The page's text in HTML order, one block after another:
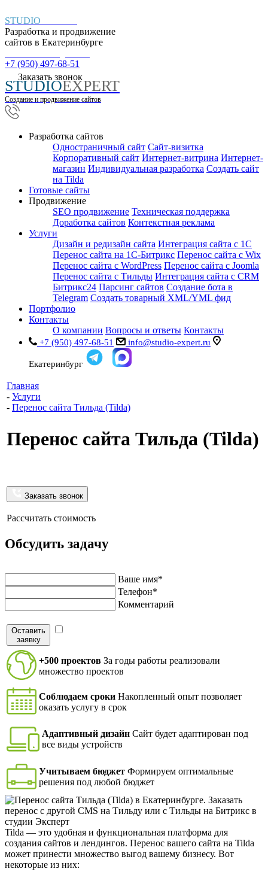
STUDIO
Разработка и продвижение
сайтов в Екатеринбурге
+7 (950) 497-68-51
Заказать звонок
STUDIOEXPERT
Создание и продвижение сайтов
Разработка сайтов
Одностраничный сайт Cайт-визитка
Корпоративный сайт Интернет-витрина Интернет-
магазин Индивидуальная разработка Создать сайт
на Tilda
Готовые сайты
Продвижение
SEO продвижение Техническая поддержка
Доработка сайтов Контекстная реклама
Услуги
Дизайн и редизайн сайта Интеграция сайта с 1С
Перенос сайта на 1С-Битрикс Перенос сайта с Wix
Перенос сайта с WordPress Перенос сайта с Joomla
Перенос сайта с Тильды Интеграция сайта с CRM
Битрикс24 Парсинг сайтов Создание бота в
Telegram Создать товарный XML/YML фид
Портфолио
Контакты
О компании Вопросы и ответы Контакты
+7 (950) 497-68-51 info@studio-expert.ru
Екатеринбург
Главная
- Услуги
- Перенос сайта Тильда (Tilda)
Перенос сайта Тильда (Tilda)
Заказать звонок
Рассчитать стоимость
Обсудить задачу
Ваше имя*
Телефон*
Комментарий
Оставить
заявку
+500 проектов За годы работы реализовали
множество проектов
Соблюдаем сроки Накопленный опыт позволяет
оказать услугу в срок
Адаптивный дизайн Сайт будет адаптирован под
все виды устройств
Учитываем бюджет Формируем оптимальные
решения под любой бюджет
Tilda — это удобная и функциональная платформа для
создания сайтов и лендингов. Перенос вашего сайта на Tilda
может принести множество выгод вашему бизнесу. Вот
некоторые из них: